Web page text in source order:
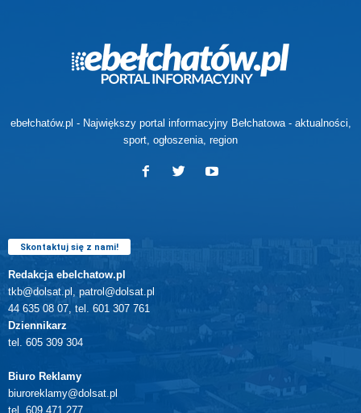
ebełchatów.pl - Największy portal informacyjny Bełchatowa - aktualności,
sport, ogłoszenia, region
Skontaktuj się z nami!
Redakcja ebelchatow.pl
tkb@dolsat.pl, patrol@dolsat.pl
44 635 08 07, tel. 601 307 761
Dziennikarz
tel. 605 309 304
Biuro Reklamy
biuroreklamy@dolsat.pl
tel. 609 471 277